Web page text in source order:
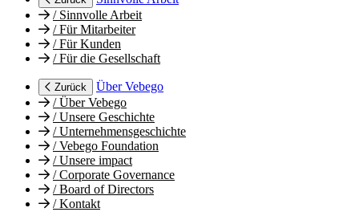
/Sinnvolle Arbeit
/Für Mitarbeiter
/Für Kunden
/Für die Gesellschaft
Zurück
Über Vebego
/Über Vebego
/Unsere Geschichte
/Unternehmensgeschichte
/Vebego Foundation
/Unsere impact
/Corporate Governance
/Board of Directors
/Kontakt